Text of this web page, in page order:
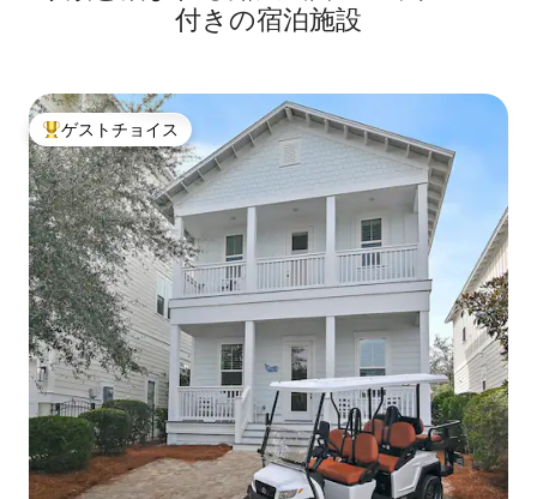
付きの宿泊施設
大好評のゲストチョイスです。
ゲストチョイス